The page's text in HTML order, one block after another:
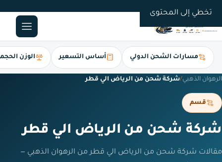
تخطي إلى المحتوى
مسارات الشحن الدولي أساس التسعير الوزن
الرهوان الذهبي/شركة شحن من الرياض الي قطر
قسم
شركة شحن من الرياض الي قطر
مقالات شركة شحن من الرياض الي قطر من الرهوان الذهبي —